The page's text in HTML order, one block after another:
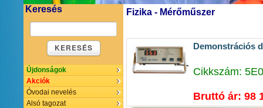
Keresés
KERESÉS
Újdonságok
Akciók
Óvodai nevelés
Alsó tagozat
Fizika - Mérőműszer
Demonstrációs
Cikkszám:
Bruttó ár: 98